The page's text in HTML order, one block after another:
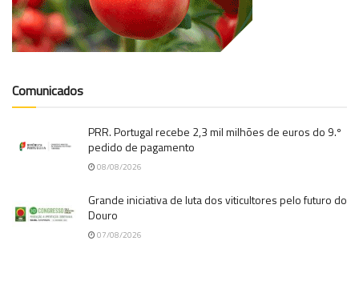
Comunicados
PRR. Portugal recebe 2,3 mil milhões de euros do 9.º
pedido de pagamento
08/08/2026
Grande iniciativa de luta dos viticultores pelo futuro do
Douro
07/08/2026